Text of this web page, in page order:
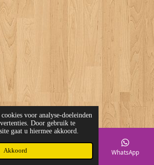
voor analyse-doeleinden
Door gebruik te
gaat u hiermee akkoord.
Akkoord
Telefoonnummer WhatsApp